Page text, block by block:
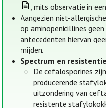
, mits observatie in
Aangezien niet-
op aminopenicillines
antecedenten hiervan
mijden.
Spectrum en resistentie
De cefalosporines
producerende
uitzondering van
resistente